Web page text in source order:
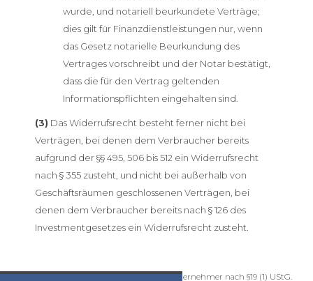
wurde, und notariell beurkundete Verträge;
dies gilt für Finanzdienstleistungen nur, wenn
das Gesetz notarielle Beurkundung des
Vertrages vorschreibt und der Notar bestätigt,
dass die für den Vertrag geltenden
Informationspflichten eingehalten sind.
(3) Das Widerrufsrecht besteht ferner nicht bei
Verträgen, bei denen dem Verbraucher bereits
aufgrund der §§ 495, 506 bis 512 ein Widerrufsrecht
nach § 355 zusteht, und nicht bei außerhalb von
Geschäftsräumen geschlossenen Verträgen, bei
denen dem Verbraucher bereits nach § 126 des
Investmentgesetzes ein Widerrufsrecht zusteht.
Kein Mehrwertsteuerausweis, da Kleinunternehmer nach §19 (1) UStG.